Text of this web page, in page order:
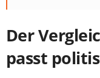
Der
passt